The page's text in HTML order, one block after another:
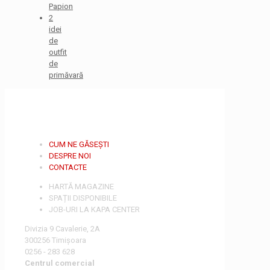
Papion
2
idei
de
outfit
de
primăvară
CUM NE GĂSEȘTI
DESPRE NOI
CONTACTE
HARTĂ MAGAZINE
SPAȚII DISPONIBILE
JOB-URI LA KAPA CENTER
Divizia 9 Cavalerie, 2A
300256 Timișoara
0256 - 283 628
Centrul comercial